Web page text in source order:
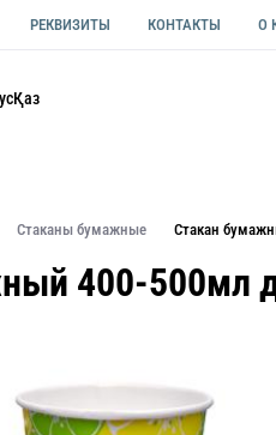
РЕКВИЗИТЫ КОНТАКТЫ О
Қаз
Стаканы бумажные Стакан
400-500мл